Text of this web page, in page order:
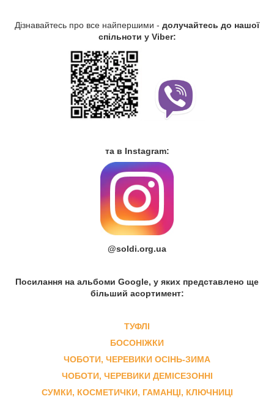
Дізнавайтесь про все найпершими - долучайтесь до нашої
спільноти у Viber:
та в Instagram:
@soldi.org.ua
Посилання на альбоми Google, у яких представлено ще
більший асортимент:
ТУФЛІ
БОСОНІЖКИ
ЧОБОТИ, ЧЕРЕВИКИ ОСІНЬ-ЗИМА
ЧОБОТИ, ЧЕРЕВИКИ ДЕМІСЕЗОННІ
СУМКИ, КОСМЕТИЧКИ, ГАМАНЦІ, КЛЮЧНИЦІ